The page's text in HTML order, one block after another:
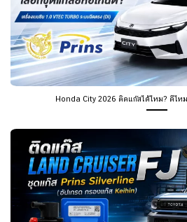
Honda City 2026 ติดแก๊สได้ไหม? ดีไห